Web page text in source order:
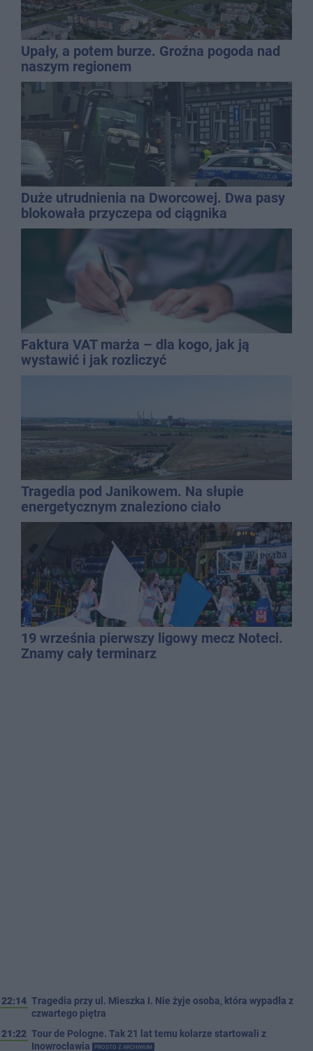
Upały, a potem burze. Groźna pogoda nad
naszym regionem
Duże utrudnienia na Dworcowej. Dwa pasy
blokowała przyczepa od ciągnika
Faktura VAT marża – dla kogo, jak ją
wystawić i jak rozliczyć
Tragedia pod Janikowem. Na słupie
energetycznym znaleziono ciało
mężczyzny
19 września pierwszy ligowy mecz Noteci.
Znamy cały terminarz
22:14 Tragedia przy ul. Mieszka I. Nie żyje osoba, która wypadła z
czwartego piętra
21:22 Tour de Pologne. Tak 21 lat temu kolarze startowali z
Inowrocławia
PROSTO Z ARCHIWUM